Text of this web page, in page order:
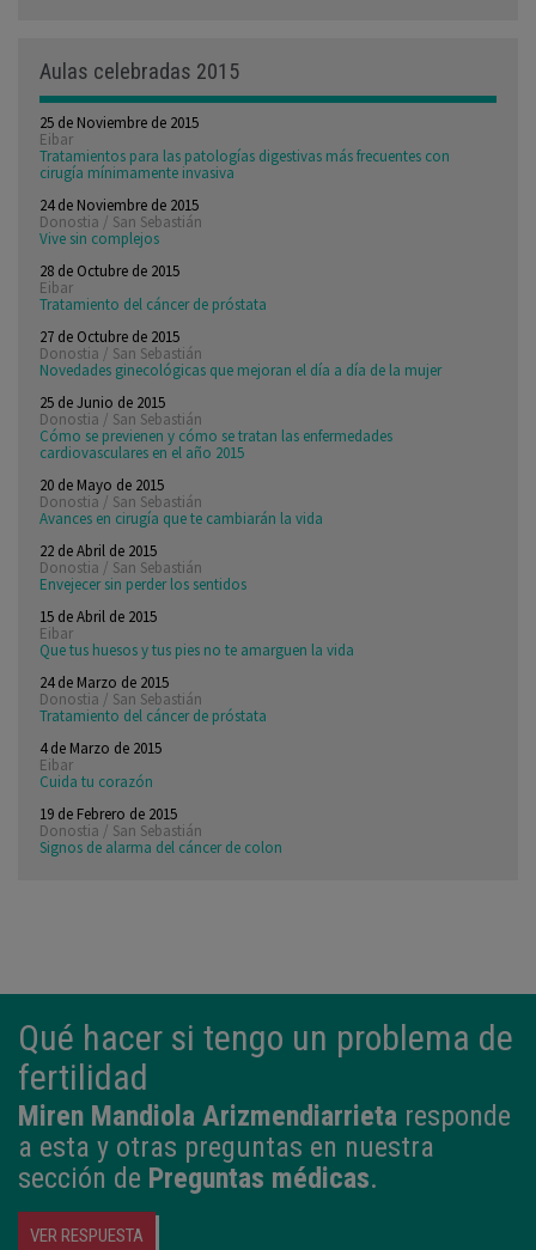
Aulas celebradas 2015
25 de Noviembre de 2015
Eibar
Tratamientos para las patologías digestivas más frecuentes con
cirugía mínimamente invasiva
24 de Noviembre de 2015
Donostia / San Sebastián
Vive sin complejos
28 de Octubre de 2015
Eibar
Tratamiento del cáncer de próstata
27 de Octubre de 2015
Donostia / San Sebastián
Novedades ginecológicas que mejoran el día a día de la mujer
25 de Junio de 2015
Donostia / San Sebastián
Cómo se previenen y cómo se tratan las enfermedades
cardiovasculares en el año 2015
20 de Mayo de 2015
Donostia / San Sebastián
Avances en cirugía que te cambiarán la vida
22 de Abril de 2015
Donostia / San Sebastián
Envejecer sin perder los sentidos
15 de Abril de 2015
Eibar
Que tus huesos y tus pies no te amarguen la vida
24 de Marzo de 2015
Donostia / San Sebastián
Tratamiento del cáncer de próstata
4 de Marzo de 2015
Eibar
Cuida tu corazón
19 de Febrero de 2015
Donostia / San Sebastián
Signos de alarma del cáncer de colon
Qué hacer si tengo un problema de
fertilidad
Miren Mandiola Arizmendiarrieta responde
a esta y otras preguntas en nuestra
sección de Preguntas médicas.
VER RESPUESTA